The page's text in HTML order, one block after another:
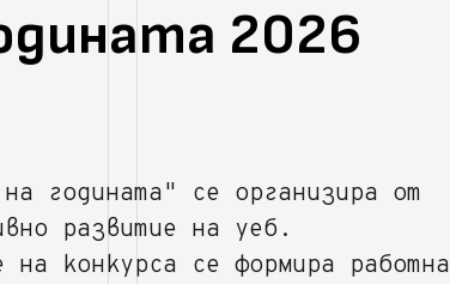
2026
годината" се организира от
развитие на уеб.
на конкурса се формира работна